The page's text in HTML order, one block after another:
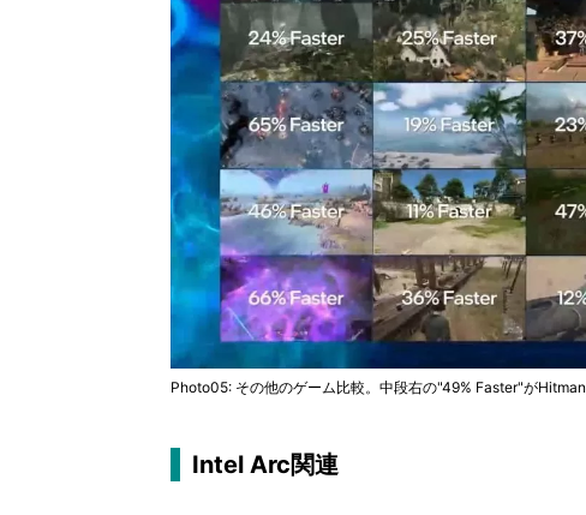
Photo05: その他のゲーム比較。中段右の"49% Faster"が
Intel Arc関連